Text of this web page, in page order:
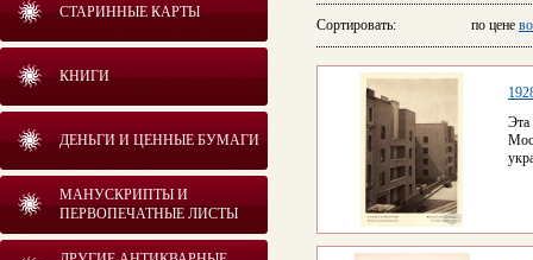
СТАРИННЫЕ КАРТЫ
КНИГИ
ДЕНЬГИ И ЦЕННЫЕ БУМАГИ
МАНУСКРИПТЫ И
ПЕРВОПЕЧАТНЫЕ ЛИСТЫ
Сортировать: по цене